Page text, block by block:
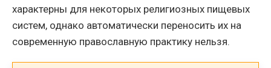
характерны для некоторых религиозных пищевых
систем, однако автоматически переносить их на
современную православную практику нельзя.